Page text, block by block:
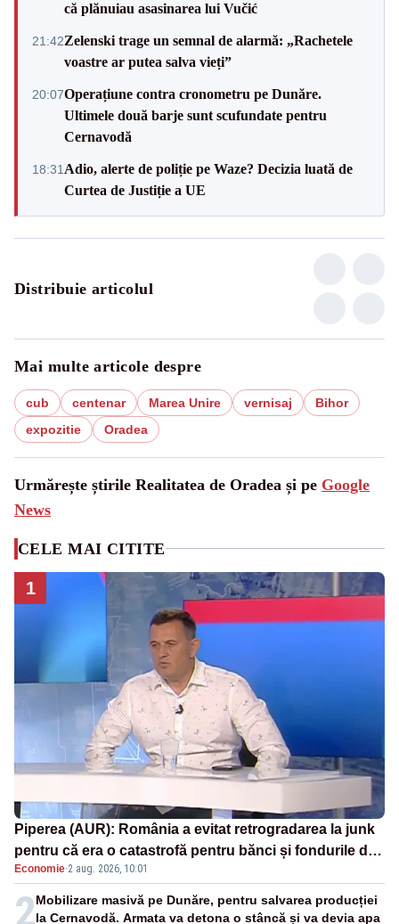
că plănuiau asasinarea lui Vučić
21:42Zelenski trage un semnal de alarmă: „Rachetele
voastre ar putea salva vieți”
20:07Operațiune contra cronometru pe Dunăre.
Ultimele două barje sunt scufundate pentru
Cernavodă
18:31 Adio, alerte de poliție pe Waze? Decizia luată de
Curtea de Justiție a UE
Distribuie articolul
Mai multe articole despre
cub centenar Marea Unire vernisaj
Bihor
expozitie
Oradea
Urmărește știrile Realitatea de Oradea și pe Google
News
CELE MAI CITITE
1
Piperea (AUR): România a evitat retrogradarea la junk
pentru că era o catastrofă pentru bănci și fondurile de
pensii
Economie·2 aug. 2026, 10:01
2Mobilizare masivă pe Dunăre, pentru salvarea producției
la Cernavodă. Armata va detona o stâncă și va devia apa